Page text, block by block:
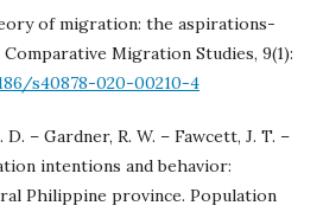
of migration: the aspirations-
Migration Studies, 9(1):
s40878-020-00210-4
D. – Gardner, R. W. – Fawcett, J. T. –
intentions and behavior:
Philippine province. Population